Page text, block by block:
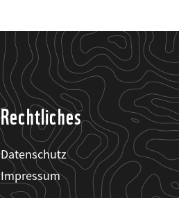
Rechtliches
Datenschutz
Impressum